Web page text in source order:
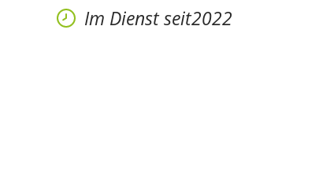
Im Dienst seit2022